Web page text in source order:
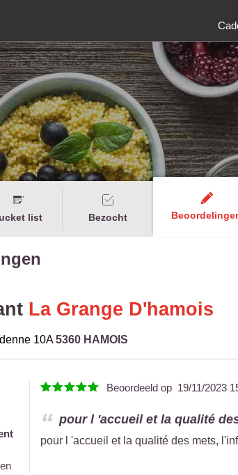
list Bezocht
La Grange D'hamois
10A 5360 HAMOIS
Beoordeeld op 19/11/2023
pour l 'accueil et la qualité
pour l 'accueil et la qualité des mets,